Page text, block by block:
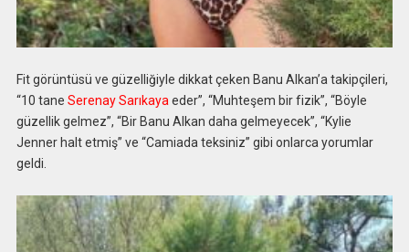
Fit görüntüsü ve güzelliğiyle dikkat çeken Banu Alkan’a takipçileri,
“10 tane Serenay Sarıkaya eder”, “Muhteşem bir fizik”, “Böyle
güzellik gelmez”, “Bir Banu Alkan daha gelmeyecek”, “Kylie
Jenner halt etmiş” ve “Camiada teksiniz” gibi onlarca yorumlar
geldi.